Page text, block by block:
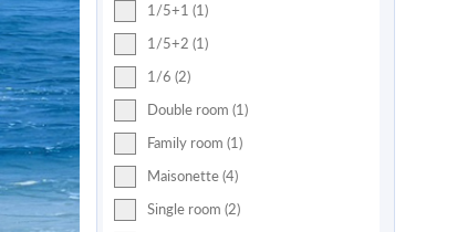
1/5+1 (1)
1/5+2 (1)
1/6 (2)
Double room (1)
Family room (1)
Maisonette (4)
Single room (2)